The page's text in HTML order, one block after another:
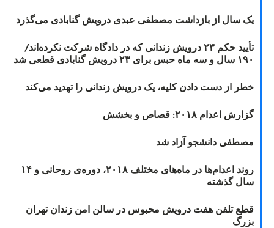
یک سال از بازداشت مصطفی عبدی درویش گنابادی می‌گذرد
تأیید حکم ۲۳ درویش زندانی که در دادگاه شرکت نکرده‌اند/
۱۹۰ سال و سه ماه حبس برای ۲۳ درویش گنابادی قطعی شد
خطر از دست دادن کلیه، یک درویش زندانی را تهدید می‌کند
گزارش اعدام ۲۰۱۸: قصاص و بخشش
مصطفی دانشجو آزاد شد
روند اعدام‌ها در ماه‌های مختلف ۲۰۱۸، دوره‌ی روحانی و ۱۴
سال گذشته
قطع تلفن هفت درویش محبوس در سالن امن زندان تهران
بزرگ